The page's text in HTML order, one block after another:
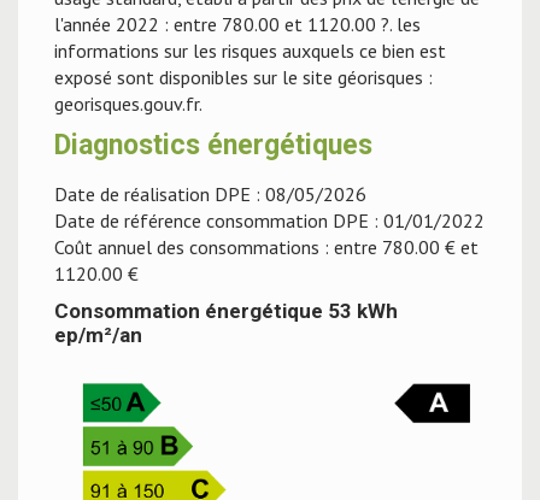
l'année 2022 : entre 780.00 et 1120.00 ?. les
informations sur les risques auxquels ce bien est
exposé sont disponibles sur le site géorisques :
georisques.gouv.fr.
Diagnostics énergétiques
Date de réalisation DPE : 08/05/2026
Date de référence consommation DPE : 01/01/2022
Coût annuel des consommations : entre 780.00 € et
1120.00 €
Consommation énergétique 53 kWh
ep/m²/an